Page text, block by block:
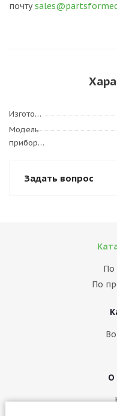
почту
Изготовитель
Модель
прибора
Задать вопрос
По
По
О